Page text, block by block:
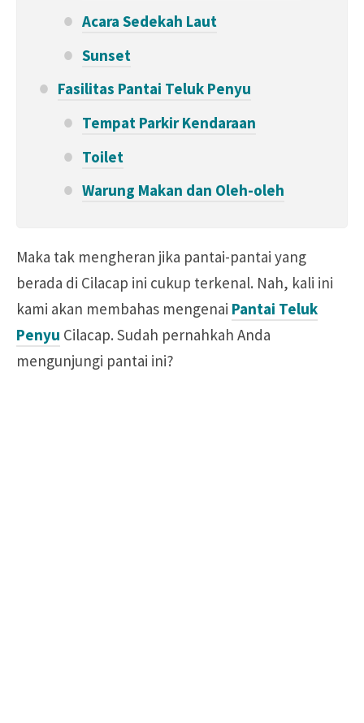
Acara Sedekah Laut
Sunset
Fasilitas Pantai Teluk Penyu
Tempat Parkir Kendaraan
Toilet
Warung Makan dan Oleh-oleh
Maka tak mengheran jika pantai-pantai yang
berada di Cilacap ini cukup terkenal. Nah, kali ini
kami akan membahas mengenai Pantai Teluk
Penyu Cilacap. Sudah pernahkah Anda
mengunjungi pantai ini?